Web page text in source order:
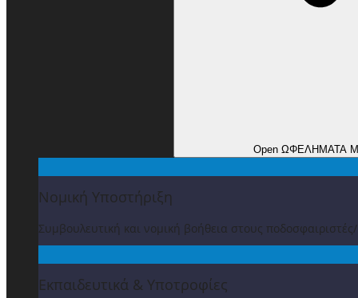
Open ΩΦΕΛΗΜΑΤΑ
Νομική Υποστήριξη
Συμβουλευτική και νομική βοήθεια στους
Εκπαιδευτικά & Υποτροφίες